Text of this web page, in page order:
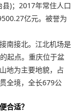
)；2017年常住人口
亿元。被誉为
南接北。江北机场是
起点。重庆位于盆
地为主要地貌，占
全境，全长679公
合适？